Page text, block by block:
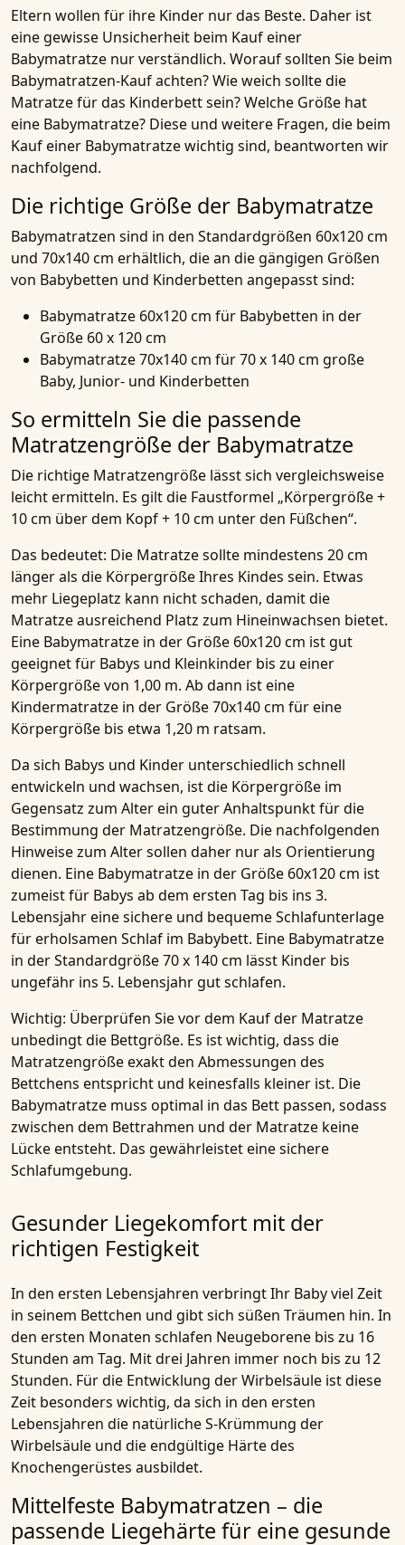
Eltern wollen für ihre Kinder nur das Beste. Daher ist
eine gewisse Unsicherheit beim Kauf einer
Babymatratze nur verständlich. Worauf sollten Sie beim
Babymatratzen-Kauf achten? Wie weich sollte die
Matratze für das Kinderbett sein? Welche Größe hat
eine Babymatratze? Diese und weitere Fragen, die beim
Kauf einer Babymatratze wichtig sind, beantworten wir
nachfolgend.
Die richtige Größe der Babymatratze
Babymatratzen sind in den Standardgrößen 60x120 cm
und 70x140 cm erhältlich, die an die gängigen Größen
von Babybetten und Kinderbetten angepasst sind:
Babymatratze 60x120 cm für Babybetten in der
Größe 60 x 120 cm
Babymatratze 70x140 cm für 70 x 140 cm große
Baby, Junior- und Kinderbetten
So ermitteln Sie die passende
Matratzengröße der Babymatratze
Die richtige Matratzengröße lässt sich vergleichsweise
leicht ermitteln. Es gilt die Faustformel „Körpergröße +
10 cm über dem Kopf + 10 cm unter den Füßchen“.
Das bedeutet: Die Matratze sollte mindestens 20 cm
länger als die Körpergröße Ihres Kindes sein. Etwas
mehr Liegeplatz kann nicht schaden, damit die
Matratze ausreichend Platz zum Hineinwachsen bietet.
Eine Babymatratze in der Größe 60x120 cm ist gut
geeignet für Babys und Kleinkinder bis zu einer
Körpergröße von 1,00 m. Ab dann ist eine
Kindermatratze in der Größe 70x140 cm für eine
Körpergröße bis etwa 1,20 m ratsam.
Da sich Babys und Kinder unterschiedlich schnell
entwickeln und wachsen, ist die Körpergröße im
Gegensatz zum Alter ein guter Anhaltspunkt für die
Bestimmung der Matratzengröße. Die nachfolgenden
Hinweise zum Alter sollen daher nur als Orientierung
dienen. Eine Babymatratze in der Größe 60x120 cm ist
zumeist für Babys ab dem ersten Tag bis ins 3.
Lebensjahr eine sichere und bequeme Schlafunterlage
für erholsamen Schlaf im Babybett. Eine Babymatratze
in der Standardgröße 70 x 140 cm lässt Kinder bis
ungefähr ins 5. Lebensjahr gut schlafen.
Wichtig: Überprüfen Sie vor dem Kauf der Matratze
unbedingt die Bettgröße. Es ist wichtig, dass die
Matratzengröße exakt den Abmessungen des
Bettchens entspricht und keinesfalls kleiner ist. Die
Babymatratze muss optimal in das Bett passen, sodass
zwischen dem Bettrahmen und der Matratze keine
Lücke entsteht. Das gewährleistet eine sichere
Schlafumgebung.
Gesunder Liegekomfort mit der
richtigen Festigkeit
In den ersten Lebensjahren verbringt Ihr Baby viel Zeit
in seinem Bettchen und gibt sich süßen Träumen hin. In
den ersten Monaten schlafen Neugeborene bis zu 16
Stunden am Tag. Mit drei Jahren immer noch bis zu 12
Stunden. Für die Entwicklung der Wirbelsäule ist diese
Zeit besonders wichtig, da sich in den ersten
Lebensjahren die natürliche S-Krümmung der
Wirbelsäule und die endgültige Härte des
Knochengerüstes ausbildet.
Mittelfeste Babymatratzen – die
passende Liegehärte für eine gesunde